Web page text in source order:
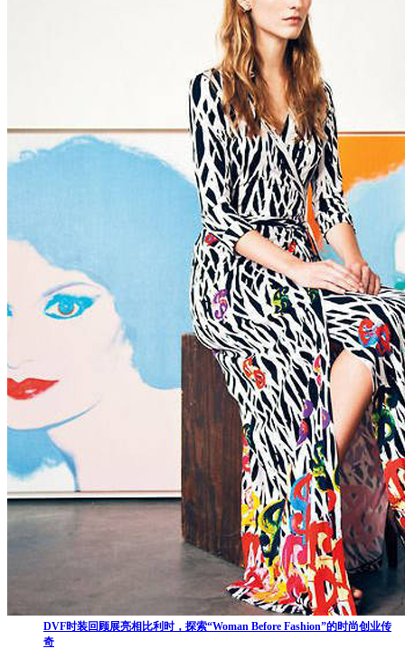
DVF时装回顾展亮相比利时，探索“Woman Before Fashion”的时尚创业传
奇